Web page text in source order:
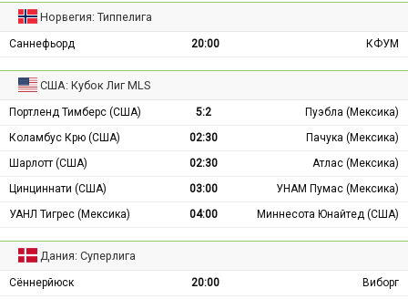
Норвегия: Типпелига
Саннефьорд 20:00 КФУМ
США: Кубок Лиг MLS
Портленд Тимберс (США) 5:2
Пуэбла (Мексика)
Коламбус Крю (США)
02:30
Пачука (Мексика)
Шарлотт (США)
02:30
Атлас (Мексика)
Цинциннати (США)
03:00
УНАМ Пумас (Мексика)
УАНЛ Тигрес (Мексика)
04:00 Миннесота Юнайтед (США)
Дания: Суперлига
Сённерйюск 20:00 Виборг